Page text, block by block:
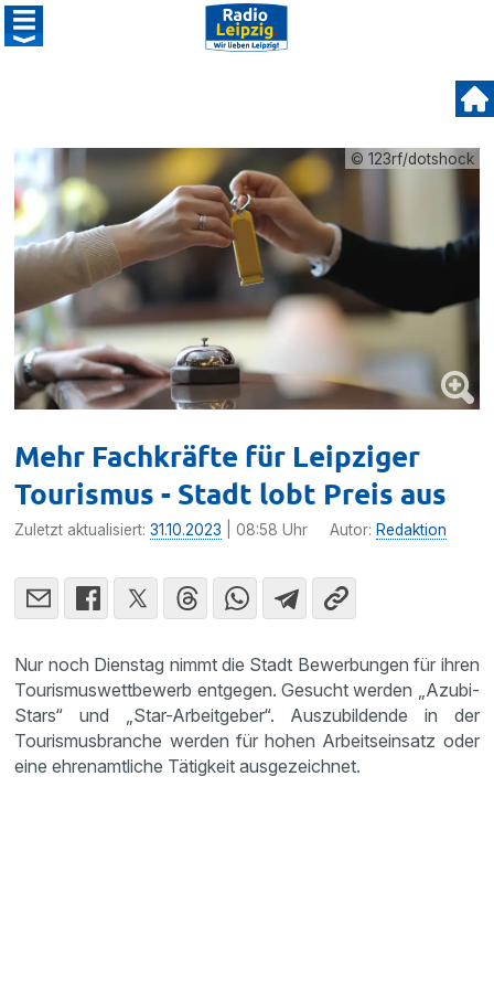
© 123rf/dotshock
Mehr Fachkräfte für Leipziger
Tourismus - Stadt lobt Preis aus
Zuletzt aktualisiert:31.10.2023 | 08:58 Uhr Autor: Redaktion
Nur noch Dienstag nimmt die Stadt Bewerbungen für ihren
Tourismuswettbewerb entgegen. Gesucht werden „Azubi-
Stars“ und „Star-Arbeitgeber“. Auszubildende in der
Tourismusbranche werden für hohen Arbeitseinsatz oder
eine ehrenamtliche Tätigkeit ausgezeichnet.